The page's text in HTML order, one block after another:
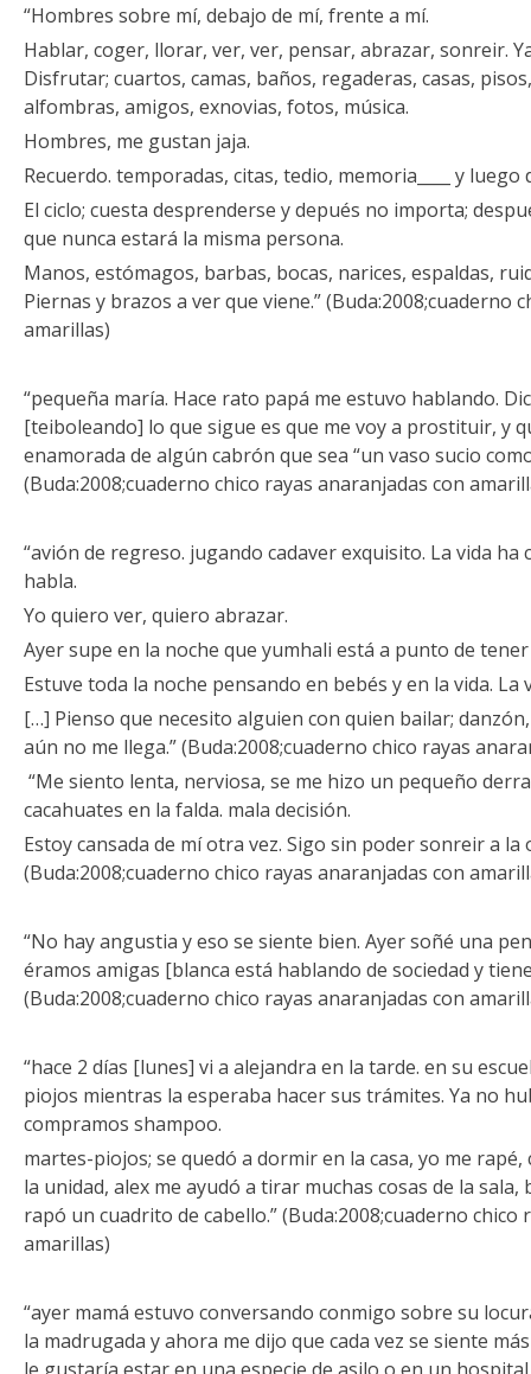
“Hombres sobre mí, debajo de mí, frente a mí.
Hablar, coger, llorar, ver, ver, pensar, abrazar, sonreir.
Disfrutar; cuartos, camas, baños, regaderas, casas,
alfombras, amigos, exnovias, fotos, música.
Hombres, me gustan jaja.
Recuerdo. temporadas, citas, tedio, memoria____ y luego
El ciclo; cuesta desprenderse y depués no importa;
que nunca estará la misma persona.
Manos, estómagos, barbas, bocas, narices, espaldas,
Piernas y brazos a ver que viene.” (Buda:2008;cuaderno
amarillas)
“pequeña maría. Hace rato papá me estuvo hablando.
[teiboleando] lo que sigue es que me voy a prostituir, y
enamorada de algún cabrón que sea “un vaso sucio
(Buda:2008;cuaderno chico rayas anaranjadas con
“avión de regreso. jugando cadaver exquisito. La vida
habla.
Yo quiero ver, quiero abrazar.
Ayer supe en la noche que yumhali está a punto de
Estuve toda la noche pensando en bebés y en la vida. La
[…] Pienso que necesito alguien con quien bailar;
aún no me llega.” (Buda:2008;cuaderno chico rayas
“Me siento lenta, nerviosa, se me hizo un pequeño
cacahuates en la falda. mala decisión.
Estoy cansada de mí otra vez. Sigo sin poder sonreir a la
(Buda:2008;cuaderno chico rayas anaranjadas con
“No hay angustia y eso se siente bien. Ayer soñé una
éramos amigas [blanca está hablando de sociedad y
(Buda:2008;cuaderno chico rayas anaranjadas con
“hace 2 días [lunes] vi a alejandra en la tarde. en su
piojos mientras la esperaba hacer sus trámites. Ya no
compramos shampoo.
martes-piojos; se quedó a dormir en la casa, yo me
la unidad, alex me ayudó a tirar muchas cosas de la
rapó un cuadrito de cabello.” (Buda:2008;cuaderno chico
amarillas)
“ayer mamá estuvo conversando conmigo sobre su
la madrugada y ahora me dijo que cada vez se siente